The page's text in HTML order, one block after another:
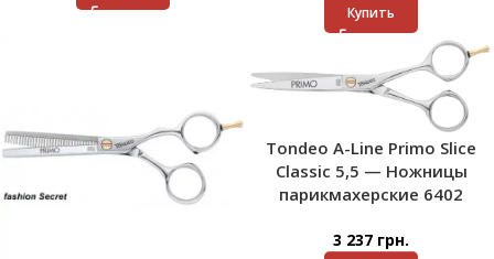
Купить
Tondeo A-Line Primo Slice
Classic 5,5 — Ножницы
парикмахерские 6402
3 237 грн.